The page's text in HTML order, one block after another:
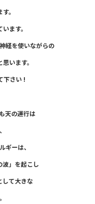
。
ます。
経を使いながらの
います。
下さい !
天の運行は
ギーは、
波」を起こし
して大きな